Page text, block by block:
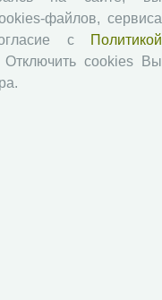
файлов, сервиса
с
Политикой
Отключить cookies Вы